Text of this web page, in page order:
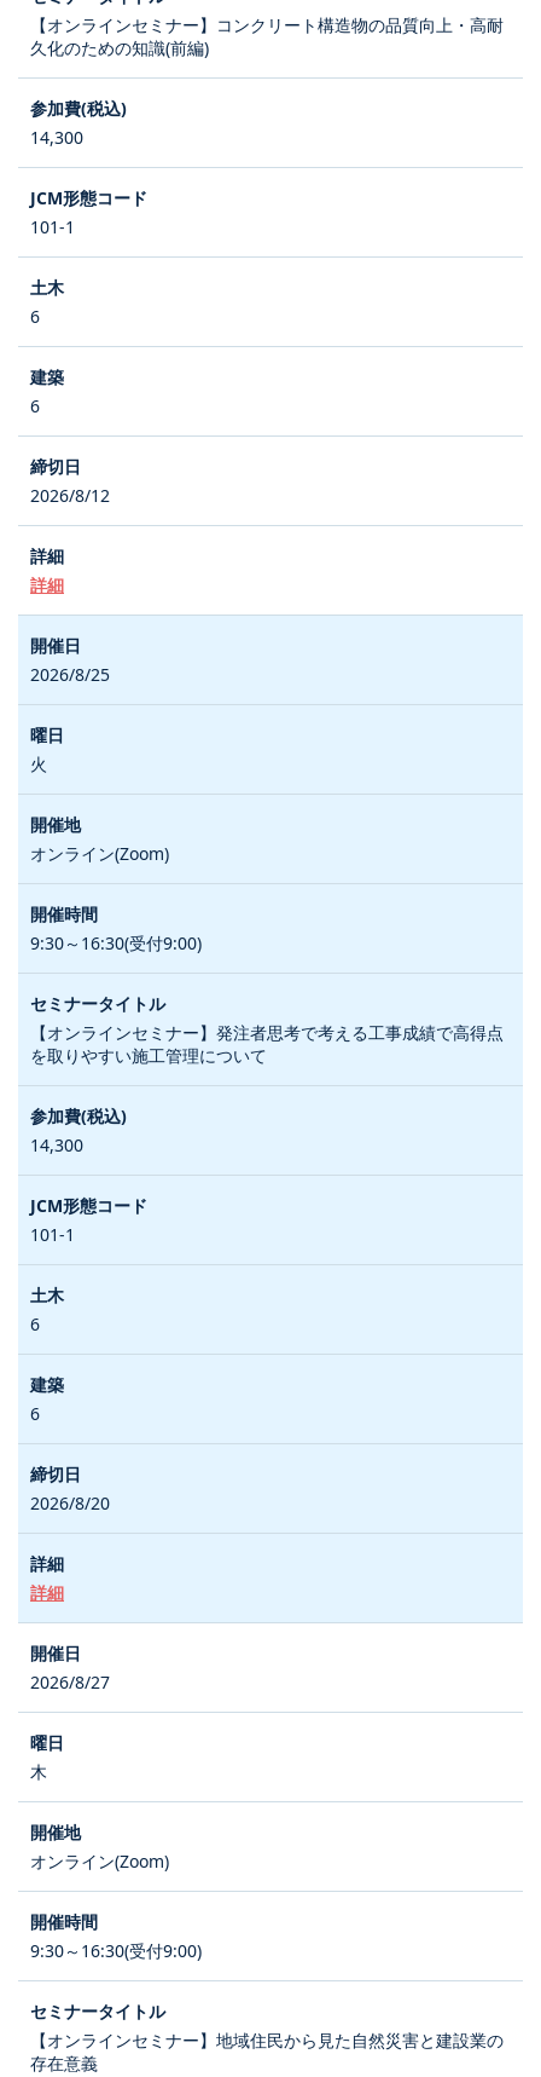
【オンラインセミナー】コンクリート構造物の品質向上・高耐
久化のための知識(前編)
14,300
101-1
6
6
2026/8/12
詳細
2026/8/25
火
オンライン(Zoom)
9:30～16:30(受付9:00)
【オンラインセミナー】発注者思考で考える工事成績で高得点
を取りやすい施工管理について
14,300
101-1
6
6
2026/8/20
詳細
2026/8/27
木
オンライン(Zoom)
9:30～16:30(受付9:00)
【オンラインセミナー】地域住民から見た自然災害と建設業の
存在意義